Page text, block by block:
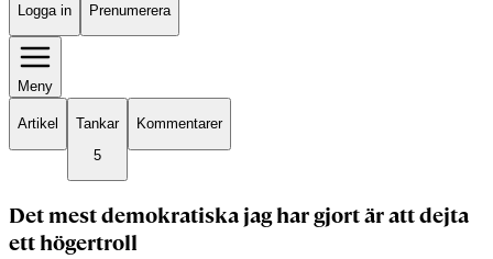
Logga in Prenumerera
Meny
Artikel
Tankar
5
Kommentarer
Det mest demokratiska jag har gjort är att dejta
ett högertroll